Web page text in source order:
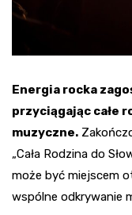
Energia rocka
przyciągając całe
muzyczne.
„Cała Rodzina do
może być miejscem
wspólne odkrywanie